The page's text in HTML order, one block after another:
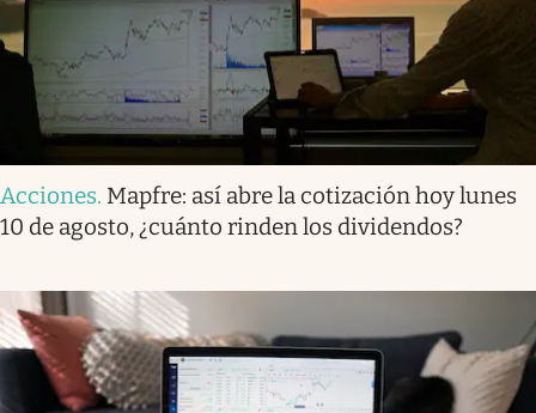
Acciones. Mapfre: así abre la cotización hoy lunes
10 de agosto, ¿cuánto rinden los dividendos?